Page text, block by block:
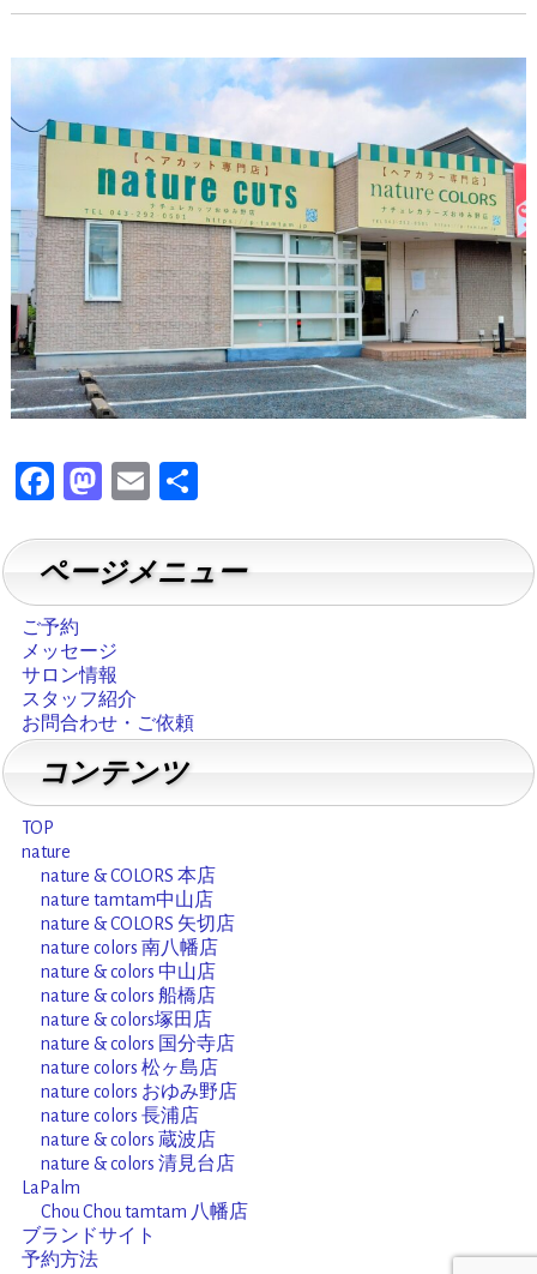
F
c
e
b
o
o
k
M
st
o
d
o
n
E
ai
l
共
ページメニュー
ご予約
メッセージ
サロン情報
スタッフ紹介
お問合わせ・ご依頼
コンテンツ
TOP
nature
nature & COLORS 本店
nature tamtam中山店
nature & COLORS 矢切店
nature colors 南八幡店
nature & colors 中山店
nature & colors 船橋店
nature & colors塚田店
nature & colors 国分寺店
nature colors 松ヶ島店
nature colors おゆみ野店
nature colors 長浦店
nature & colors 蔵波店
nature & colors 清見台店
LaPalm
Chou Chou tamtam 八幡店
ブランドサイト
予約方法